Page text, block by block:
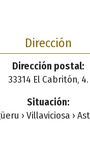
Dirección
Dirección postal:
33314 El Cabritón, 4.
Situación:
› Villaviciosa ›